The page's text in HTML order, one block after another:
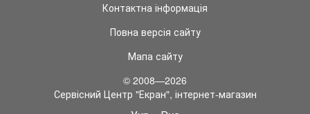
Контактна інформація
Повна версія сайту
Мапа сайту
© 2008—2026
Сервісний Центр "Екран", інтернет-магазин